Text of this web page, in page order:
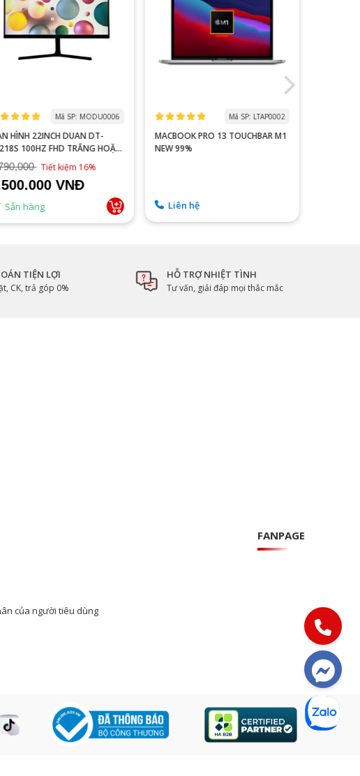
Mã SP: MODU0006
HÌNH 22INCH DUAN DT-
100HZ FHD TRẮNG HOẶC
Tiết kiệm 16%
VNĐ
Sẵn hàng
Mã SP: LTAP0002
MACBOOK PRO 13 TOUCHBAR M1
NEW 99%
Liên hệ
TIỆN LỢI
CK, trả góp 0%
HỖ TRỢ NHIỆT TÌNH
Tư vấn, giải đáp mọi thắc mắc
của người tiêu dùng
FANPAGE